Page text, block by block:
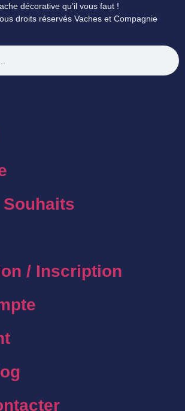
décorative qu’il vous faut !
droits réservés Vaches et Compagnie
/ Inscription